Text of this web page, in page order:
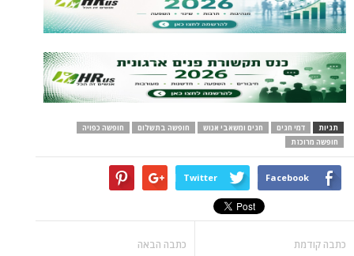
תגיות דמי חגים חגים ומשאבי אנוש חופשה בתשלום
חופשה כפויה
חופשה מרוכזת
Facebook
Twitter
כתבה קודמת כתבה הבאה